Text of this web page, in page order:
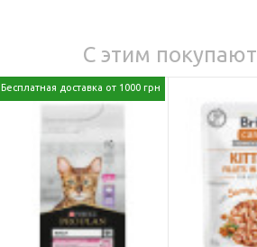
С этим покупают
Бесплатная доставка от 1000 грн